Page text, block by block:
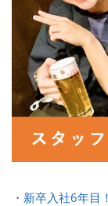
・新卒入社6年目